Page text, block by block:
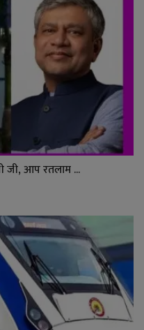
जी, आप रतलाम ...